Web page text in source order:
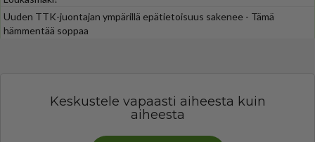
Uuden TTK-juontajan ympärillä epätietoisuus sakenee - Tämä
hämmentää soppaa
Keskustele vapaasti aiheesta kuin
aiheesta